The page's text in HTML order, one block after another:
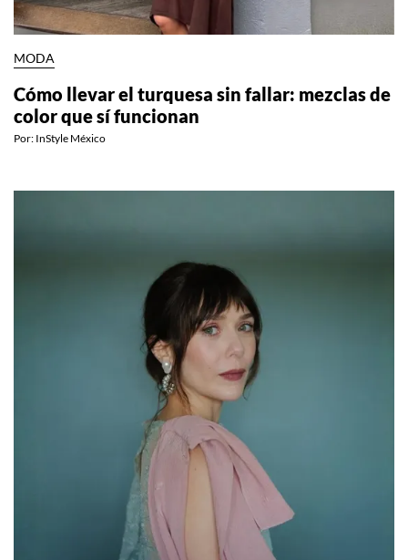
MODA
Cómo llevar el turquesa sin fallar: mezclas de
color que sí funcionan
Por: InStyle México